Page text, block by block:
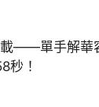
——單手解華
秒！